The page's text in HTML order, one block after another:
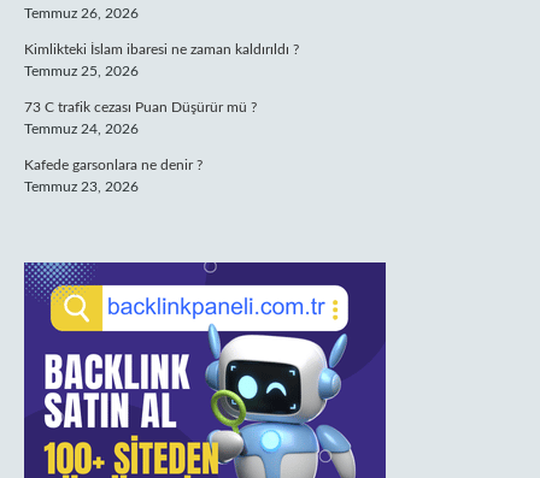
Temmuz 26, 2026
Kimlikteki İslam ibaresi ne zaman kaldırıldı ?
Temmuz 25, 2026
73 C trafik cezası Puan Düşürür mü ?
Temmuz 24, 2026
Kafede garsonlara ne denir ?
Temmuz 23, 2026